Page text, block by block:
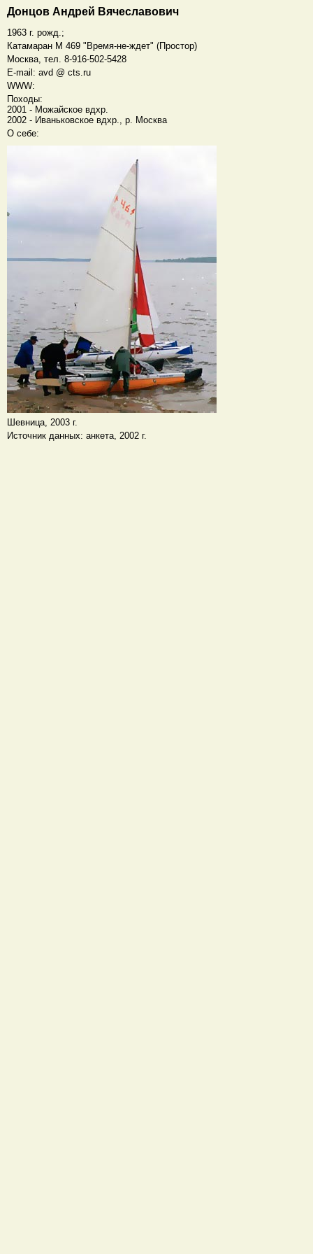
Донцов Андрей Вячеславович
1963 г. рожд.;
Катамаран M 469 "Время-не-ждет" (Простор)
Москва, тел. 8-916-502-5428
E-mail: avd @ cts.ru
WWW:
Походы:
2001 - Можайское вдхр.
2002 - Иваньковское вдхр., р. Москва
О себе:
Шевница, 2003 г.
Источник данных: анкета, 2002 г.